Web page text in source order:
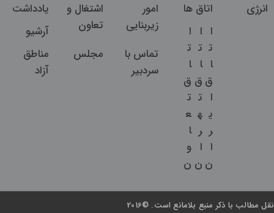
انرژی
اتاق ها
ا
ت
ا
ق
ا
ی
ر
ا
ن
ا
ت
ا
ق
ت
ه
ر
ا
ن
ا
ت
ا
ق
ت
ع
ا
و
ن
امور
زیربنایی
اشتغال و
تعاون
یادداشت
آرشیو
تماس با
سردبیر
مجلس
مناطق
آزاد
نقل مطالب با ذکر منبع بلامانع است. ©2016